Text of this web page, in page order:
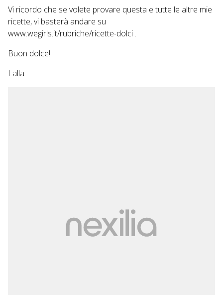
Vi ricordo che se volete provare questa e tutte le altre mie
ricette, vi basterà andare su
www.wegirls.it/rubriche/ricette-dolci .
Buon dolce!
Lalla